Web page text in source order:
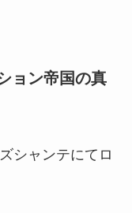
ョン帝国の真
シャンテにてロ